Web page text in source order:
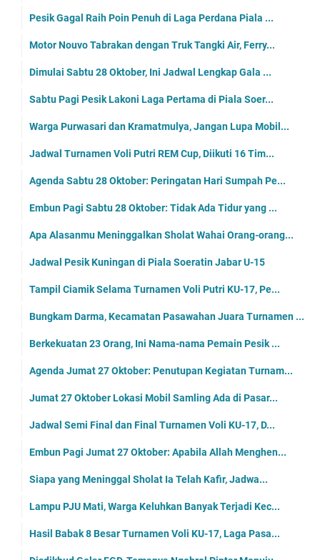
Jalan Pramuka Kembali Ditutup
Info Harga Sembako: Harga Gula Pasir Naik
Perjuangan Gemilang Raya di Liga 3 Seri 2 Dimulai ...
Agenda Senin 30 Oktober: Acara Talkshow Metode Dak...
Lokasi Samsat Keliling Kuningan Senin 30 Oktober 2023
Embun Pagi Senin 30 Oktober: Bila Engkau Merasakan...
Hidup Itu Singkat , Hanya Antara Adzan dan Sholat,...
Keterlaluan, Bangkai Babi Dibuang Dekat Rumah Makan
Agenda Minggu 29 Oktober : Panen Hadiah Simpedes ...
Jadwal Samsat Keliling Kuningan Minggu 29 Oktober ...
Embun Pagi Minggu 30 Oktober: Bacalah Al-Quran hin...
Ini Jadwal Sholat Wilayah Kuningan Minggu 29 Okktober
Pesik Gagal Raih Poin Penuh di Laga Perdana Piala ...
Motor Nouvo Tabrakan dengan Truk Tangki Air, Ferry...
Dimulai Sabtu 28 Oktober, Ini Jadwal Lengkap Gala ...
Sabtu Pagi Pesik Lakoni Laga Pertama di Piala Soer...
Warga Purwasari dan Kramatmulya, Jangan Lupa Mobil...
Jadwal Turnamen Voli Putri REM Cup, Diikuti 16 Tim...
Agenda Sabtu 28 Oktober: Peringatan Hari Sumpah Pe...
Embun Pagi Sabtu 28 Oktober: Tidak Ada Tidur yang ...